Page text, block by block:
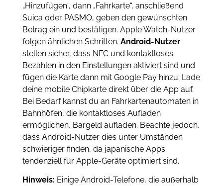
„Hinzufügen“, dann „Fahrkarte“, anschließend
Suica oder PASMO, geben den gewünschten
Betrag ein und bestätigen. Apple Watch-Nutzer
folgen ähnlichen Schritten. Android-Nutzer
stellen sicher, dass NFC und kontaktloses
Bezahlen in den Einstellungen aktiviert sind und
fügen die Karte dann mit Google Pay hinzu. Lade
deine mobile Chipkarte direkt über die App auf.
Bei Bedarf kannst du an Fahrkartenautomaten in
Bahnhöfen, die kontaktloses Aufladen
ermöglichen, Bargeld aufladen. Beachte jedoch,
dass Android-Nutzer dies unter Umständen
schwieriger finden, da japanische Apps
tendenziell für Apple-Geräte optimiert sind.
Hinweis: Einige Android-Telefone, die außerhalb